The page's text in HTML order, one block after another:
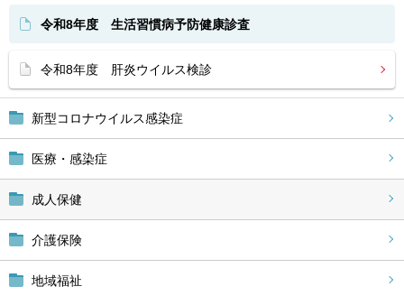
新型コロナウイルス感染症
医療・感染症
成人保健
介護保険
地域福祉
令和8年度 生活習慣病予防健康診査
令和8年度 肝炎ウイルス検診